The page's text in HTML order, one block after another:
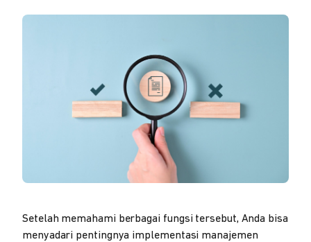
Setelah memahami berbagai fungsi tersebut, Anda bisa
menyadari pentingnya implementasi manajemen